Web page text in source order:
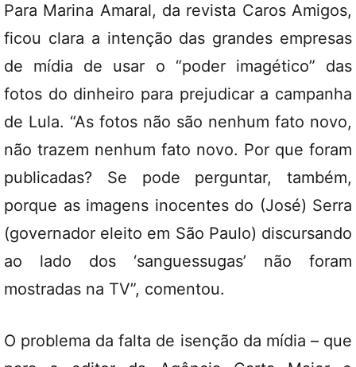
Para Marina Amaral, da revista Caros Amigos,
ficou clara a intenção das grandes empresas
de mídia de usar o “poder imagético” das
fotos do dinheiro para prejudicar a campanha
de Lula. “As fotos não são nenhum fato novo,
não trazem nenhum fato novo. Por que foram
publicadas? Se pode perguntar, também,
porque as imagens inocentes do (José) Serra
(governador eleito em São Paulo) discursando
ao lado dos ‘sanguessugas’ não foram
mostradas na TV”, comentou.
O problema da falta de isenção da mídia – que